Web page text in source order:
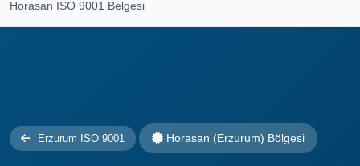
Horasan ISO 9001 Belgesi
Erzurum ISO 9001 Horasan (Erzurum) Bölgesi